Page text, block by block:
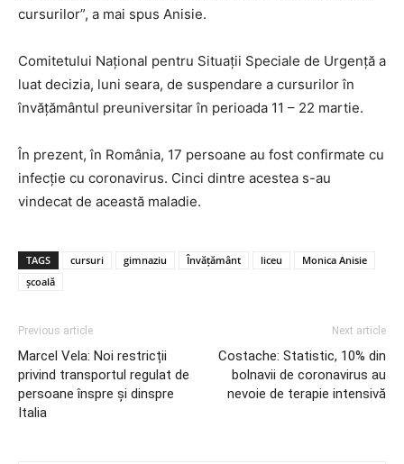
cursurilor”, a mai spus Anisie.
Comitetului Național pentru Situații Speciale de Urgență a
luat decizia, luni seara, de suspendare a cursurilor în
învățământul preuniversitar în perioada 11 – 22 martie.
În prezent, în România, 17 persoane au fost confirmate cu
infecție cu coronavirus. Cinci dintre acestea s-au
vindecat de această maladie.
TAGS cursuri gimnaziu Învățământ liceu
Monica Anisie
școală
Previous article
Marcel Vela: Noi restricții
privind transportul regulat de
persoane înspre și dinspre
Italia
Next article
Costache: Statistic, 10% din
bolnavii de coronavirus au
nevoie de terapie intensivă